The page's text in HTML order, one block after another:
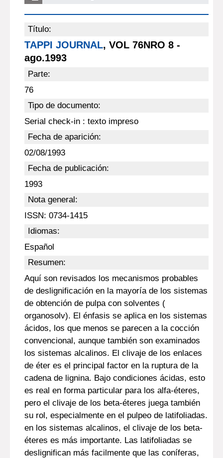
Título:
TAPPI JOURNAL, VOL 76NRO 8 -
ago.1993
Parte:
76
Tipo de documento:
Serial check-in : texto impreso
Fecha de aparición:
02/08/1993
Fecha de publicación:
1993
Nota general:
ISSN: 0734-1415
Idiomas:
Español
Resumen:
Aquí son revisados los mecanismos probables
de deslignificación en la mayoría de los sistemas
de obtención de pulpa con solventes (
organosolv). El énfasis se aplica en los sistemas
ácidos, los que menos se parecen a la cocción
convencional, aunque también son examinados
los sistemas alcalinos. El clivaje de los enlaces
de éter es el principal factor en la ruptura de la
cadena de lignina. Bajo condiciones ácidas, esto
es real en forma particular para los alfa-éteres,
pero el clivaje de los beta-éteres juega también
su rol, especialmente en el pulpeo de latifoliadas.
en los sistemas alcalinos, el clivaje de los beta-
éteres es más importante. Las latifoliadas se
deslignifican más facilmente que las coníferas,